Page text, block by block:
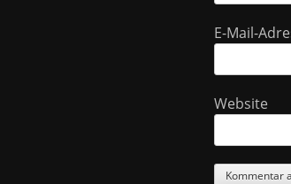
E-Mail-
Website